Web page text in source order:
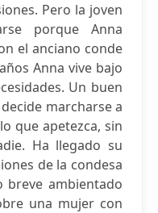
Pero la joven
porque Anna
el anciano conde
Anna vive bajo
Un buen
marcharse a
que apetezca, sin
Ha llegado su
de la condesa
breve ambientado
una mujer con